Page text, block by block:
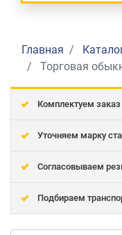
Главная
Торговая
Комплектуем
Уточняем марку
Согласовываем
Подбираем